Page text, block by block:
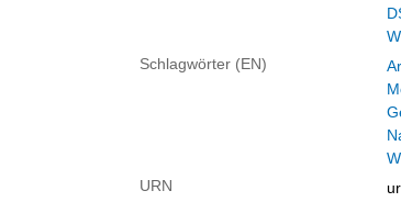
Schlagwörter (EN)
URN